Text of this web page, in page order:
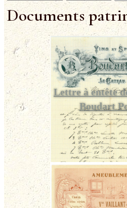
Documents
Lettre à entête
Boudart